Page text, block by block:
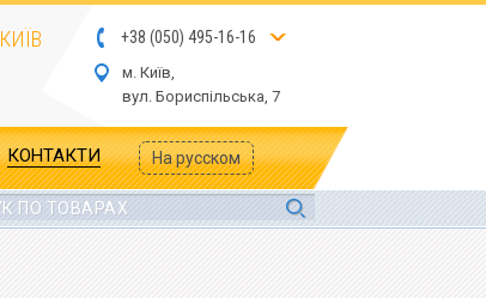
КИЇВ +38 (050) 495-16-16
м. Київ,
вул. Бориспільська, 7
КОНТАКТИ На русском